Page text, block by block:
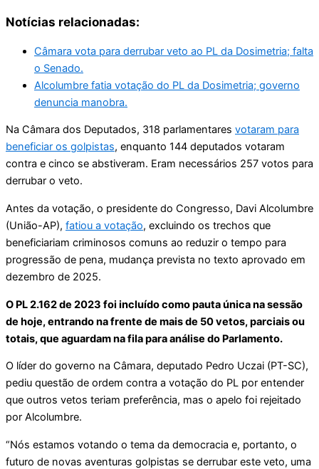
Notícias relacionadas:
Câmara vota para derrubar veto ao PL da Dosimetria; falta
o Senado.
Alcolumbre fatia votação do PL da Dosimetria; governo
denuncia manobra.
Na Câmara dos Deputados, 318 parlamentares votaram para
beneficiar os golpistas, enquanto 144 deputados votaram
contra e cinco se abstiveram. Eram necessários 257 votos para
derrubar o veto.
Antes da votação, o presidente do Congresso, Davi Alcolumbre
(União-AP), fatiou a votação, excluindo os trechos que
beneficiariam criminosos comuns ao reduzir o tempo para
progressão de pena, mudança prevista no texto aprovado em
dezembro de 2025.
O PL 2.162 de 2023 foi incluído como pauta única na sessão
de hoje, entrando na frente de mais de 50 vetos, parciais ou
totais, que aguardam na fila para análise do Parlamento.
O líder do governo na Câmara, deputado Pedro Uczai (PT-SC),
pediu questão de ordem contra a votação do PL por entender
que outros vetos teriam preferência, mas o apelo foi rejeitado
por Alcolumbre.
“Nós estamos votando o tema da democracia e, portanto, o
futuro de novas aventuras golpistas se derrubar este veto, uma